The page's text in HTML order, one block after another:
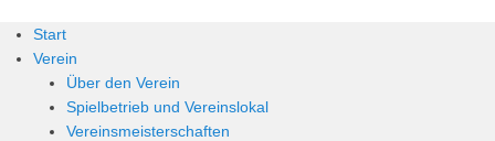
Start
Verein
Über den Verein
Spielbetrieb und Vereinslokal
Vereinsmeisterschaften